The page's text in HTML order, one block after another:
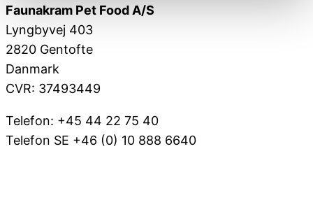
Faunakram Pet Food A/S
Lyngbyvej 403
2820 Gentofte
Danmark
CVR: 37493449
Telefon: +45 44 22 75 40
Telefon SE +46 (0) 10 888 6640